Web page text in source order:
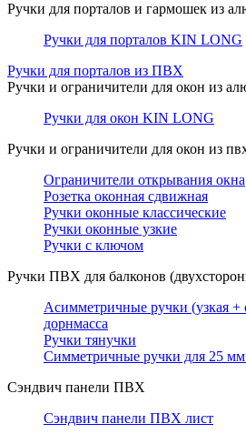
Ручки для порталов и гармошек из
Ручки для порталов KIN LONG
Ручки для порталов из ПВХ
Ручки и ограничители для окон из
Ручки для окон KIN LONG
Ручки и ограничители для окон из
Ограничители открывания окна
Розетка оконная сдвижная
Ручки оконные классические
Ручки оконные узкие
Ручки с ключом
Ручки ПВХ для балконов
Асимметричные ручки (узкая
дорнмасса
Ручки тянучки
Симметричные ручки для 25 мм
Сэндвич панели ПВХ
Сэндвич панели ПВХ лист